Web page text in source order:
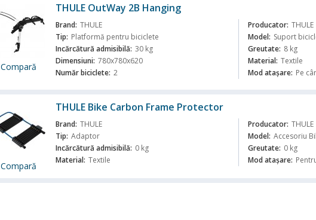
Compară
THULE OutWay 2B Hanging
Brand: THULE Producator: THULE
Tip: Platformă pentru biciclete Model: Suport
Incărcătură admisibilă: 30 kg Greutate: 8 kg
Dimensiuni: 780x780x620 Material: Textile
Număr biciclete: 2 Mod atașare: Pe
Compară
THULE Bike Carbon Frame Protector
Brand: THULE Producator: THULE
Tip: Adaptor Model: Accesoriu
Incărcătură admisibilă: 0 kg Greutate: 0 kg
Material: Textile Mod atașare: